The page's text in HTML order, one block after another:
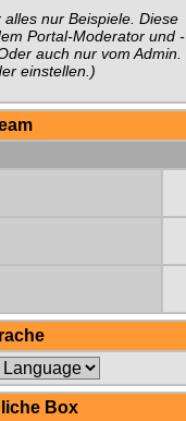
nur Beispiele. Diese
Portal-Moderator und -
auch nur vom Admin.
einstellen.)
Box